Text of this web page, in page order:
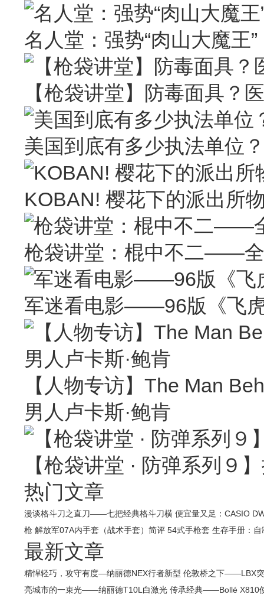
名人堂：强势“肉山大魔王
【枪袋讲堂】防毒面具？
美国到底有多少执法单位
KOBAN! 樱花下的派出所
枪袋讲堂：棍中不二——
军迷看电影——96版《飞
【人物专访】The Man
男人卢卡斯·鲍肯
【枪袋讲堂 · 防弹系列９
热门文章
漫谈格斗刀之直刀——七把经典格斗刀横 便宜量又足：CASIO
枪 解放军07A内手套（战术手套）简评 54式手枪套 生存手册：
最新文章
精悍轻巧，攻守有度—纳丽德NEX行者新型 伦敦桥之下——LBX
亮城市的一束光——纳丽德T10L白激光 传承经典——Bollé X810